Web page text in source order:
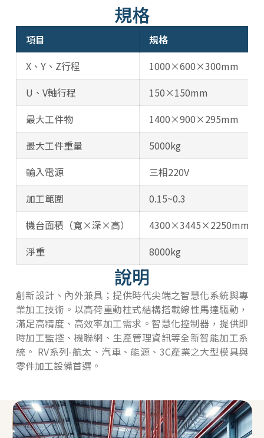
規格
左右滑動以查看更多表格資訊
項目
規格
X、Y、Z行程
1000×600×300mm
U、V軸行程
150×150mm
最大工件物
1400×900×295mm
最大工件重量
5000kg
輸入電源
三相220V
加工範圍
0.15~0.3
機台面積（寬×深×高）
4300×3445×2250mm
淨重
8000kg
說明
創新設計、內外兼具；提供時代尖端之智慧化系統與專
業加工技術。以高荷重動柱式結構搭載線性馬達驅動，
滿足高精度、高效率加工需求。智慧化控制器，提供即
時加工監控、機聯網、生產管理資訊等全新智能加工系
統。 RV系列-航太、汽車、能源、3C產業之大型模具與
零件加工設備首選。